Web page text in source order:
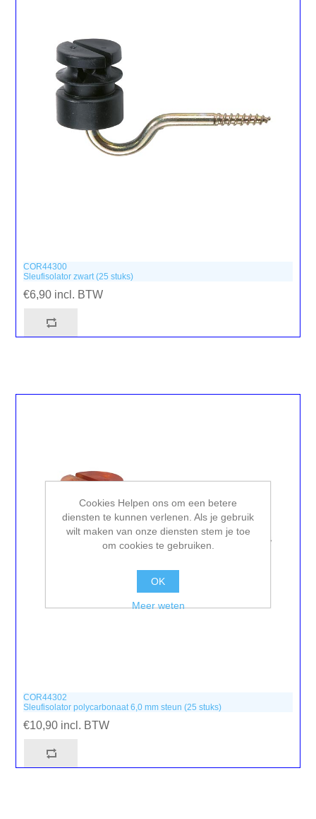
COR44300
Sleufisolator zwart (25 stuks)
€6,90 incl. BTW
COR44302
Sleufisolator polycarbonaat 6,0 mm steun (25 stuks)
€10,90 incl. BTW
Cookies Helpen ons om een betere
diensten te kunnen verlenen. Als je gebruik
wilt maken van onze diensten stem je toe
om cookies te gebruiken.
OK
Meer weten